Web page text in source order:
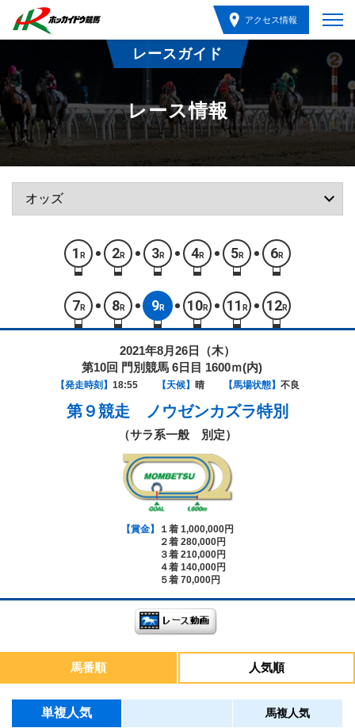
アクセス情報
レースガイド
レース情報
1 R 2R 3R 4R 5R 6R
7 R 8R 9R 10R 11 R 12R
2021年8月26日（木）
第10回 門別競馬 6日目 1600ｍ(内)
【発走時刻】 18:55 【天候】 晴 【馬場状態】 不良
第９競走 ノウゼンカズラ特別
（サラ系一般 別定）
【賞金】
１着 1,000,000円
２着 280,000円
３着 210,000円
４着 140,000円
５着 70,000円
馬番順 人気順
単複人気 馬複人気